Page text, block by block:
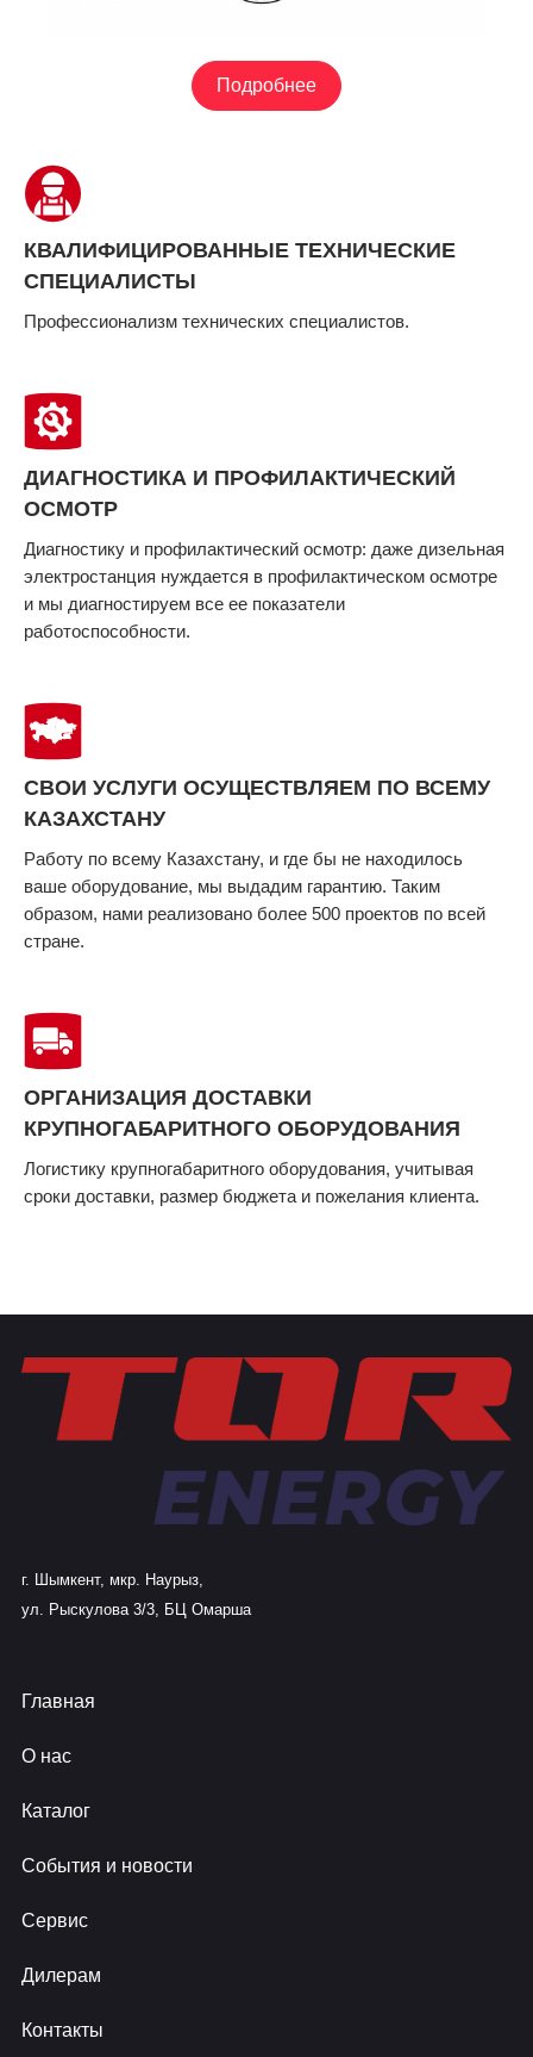
Подробнее
КВАЛИФИЦИРОВАННЫЕ ТЕХНИЧЕСКИЕ
СПЕЦИАЛИСТЫ
Профессионализм технических специалистов.
ДИАГНОСТИКА И ПРОФИЛАКТИЧЕСКИЙ
ОСМОТР
Диагностику и профилактический осмотр: даже дизельная
электростанция нуждается в профилактическом осмотре
и мы диагностируем все ее показатели
работоспособности.
СВОИ УСЛУГИ ОСУЩЕСТВЛЯЕМ ПО ВСЕМУ
КАЗАХСТАНУ
Работу по всему Казахстану, и где бы не находилось
ваше оборудование, мы выдадим гарантию. Таким
образом, нами реализовано более 500 проектов по всей
стране.
ОРГАНИЗАЦИЯ ДОСТАВКИ
КРУПНОГАБАРИТНОГО ОБОРУДОВАНИЯ
Логистику крупногабаритного оборудования, учитывая
сроки доставки, размер бюджета и пожелания клиента.
г. Шымкент, мкр. Наурыз,
ул. Рыскулова 3/3, БЦ Омарша
Главная
О нас
Каталог
События и новости
Сервис
Дилерам
Контакты